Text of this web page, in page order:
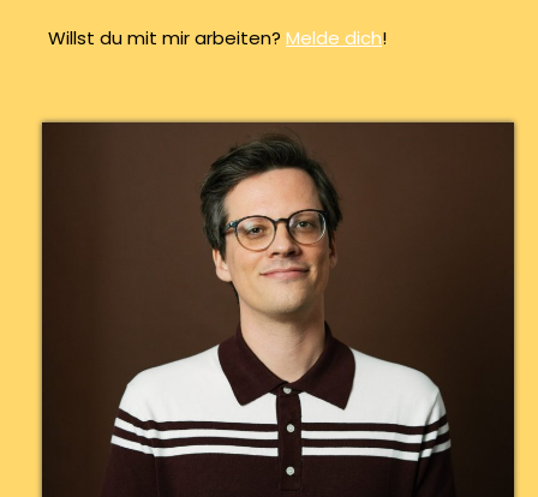
Willst du mit mir arbeiten? Melde dich!